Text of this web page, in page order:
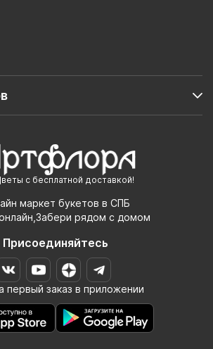
с бесплатной доставкой!
маркет букетов в СПБ
рядом с домом
Присоединяйтесь
первый заказ в приложении